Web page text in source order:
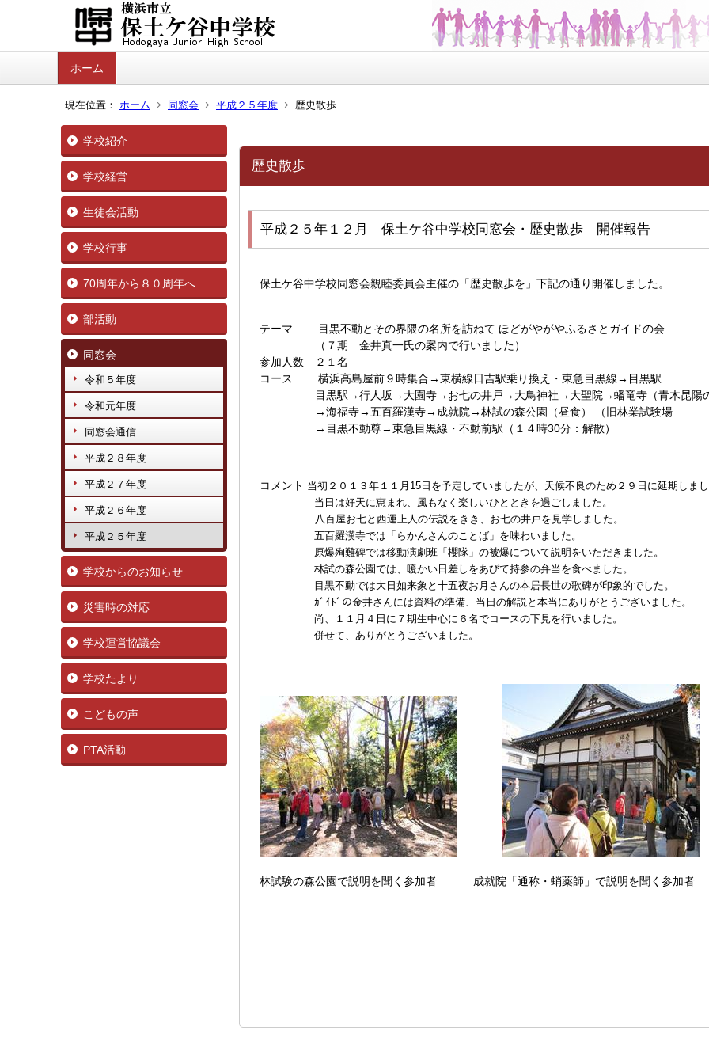
ホーム
現在位置： ホーム 同窓会 平成２５年度 歴史散歩
学校紹介
学校経営
生徒会活動
学校行事
70周年から８０周年へ
部活動
同窓会
令和５年度
令和元年度
同窓会通信
平成２８年度
平成２７年度
平成２６年度
平成２５年度
学校からのお知らせ
災害時の対応
学校運営協議会
学校たより
こどもの声
PTA活動
歴史散歩
平成２５年１２月 保土ケ谷中学校同窓会・歴史散歩 開催報告
保土ケ谷中学校同窓会親睦委員会主催の「歴史散歩を」下記の通り開催しました。
テーマ 目黒不動とその界隈の名所を訪ねて ほどがやがやふるさとガイドの会
（７期 金井真一氏の案内で行いました）
参加人数 ２１名
コース 横浜高島屋前９時集合→東横線日吉駅乗り換え・東急目黒線→目黒駅
目黒駅→行人坂→大園寺→お七の井戸→大鳥神社→大聖院→蟠竜寺（青木昆陽の
→海福寺→五百羅漢寺→成就院→林試の森公園（昼食） （旧林業試験場
→目黒不動尊→東急目黒線・不動前駅（１４時30分：解散）
コメント 当初２０１３年１１月15日を予定していましたが、天候不良のため２９日に延期しまし
当日は好天に恵まれ、風もなく楽しいひとときを過ごしました。
八百屋お七と西運上人の伝説をきき、お七の井戸を見学しました。
五百羅漢寺では「らかんさんのことば」を味わいました。
原爆殉難碑では移動演劇班「櫻隊」の被爆について説明をいただきました。
林試の森公園では、暖かい日差しをあびて持参の弁当を食べました。
目黒不動では大日如来象と十五夜お月さんの本居長世の歌碑が印象的でした。
ｶﾞｲﾄﾞの金井さんには資料の準備、当日の解説と本当にありがとうございました。
尚、１１月４日に７期生中心に６名でコースの下見を行いました。
併せて、ありがとうございました。
林試験の森公園で説明を聞く参加者 成就院「通称・蛸薬師」で説明を聞く参加者
親